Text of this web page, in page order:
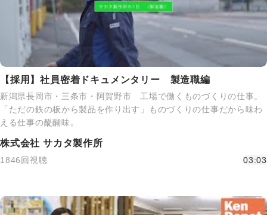
【採用】社員密着ドキュメンタリー 製造職編
新潟県長岡市・三条市・阿賀野市 工場で働くものづくりの仕事。
「ただの鉄の板から製品を作り出す」ものづくりの仕事だから味わ
える仕事の醍醐味。
株式会社 サカタ製作所
1846回視聴 03:03